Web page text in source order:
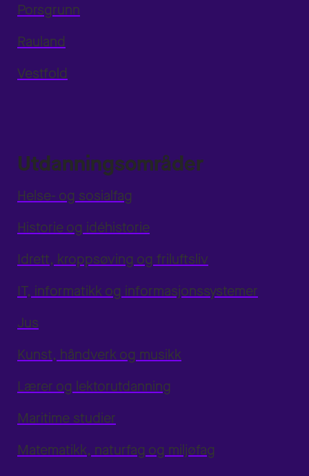
Porsgrunn
Rauland
Vestfold
Utdanningsområder
Helse- og sosialfag
Historie og idéhistorie
Idrett, kroppsøving og friluftsliv
IT, informatikk og informasjonssystemer
Jus
Kunst, håndverk og musikk
Lærer og lektorutdanning
Maritime studier
Matematikk, naturfag og miljøfag